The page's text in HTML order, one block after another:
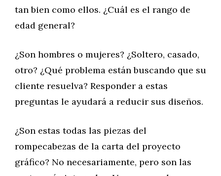
tan bien como ellos. ¿Cuál es el rango de
edad general?
¿Son hombres o mujeres? ¿Soltero, casado,
otro? ¿Qué problema están buscando que su
cliente resuelva? Responder a estas
preguntas le ayudará a reducir sus diseños.
¿Son estas todas las piezas del
rompecabezas de la carta del proyecto
gráfico? No necesariamente, pero son las